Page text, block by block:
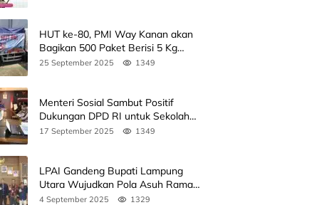
HUT ke-80, PMI Way Kanan akan
Bagikan 500 Paket Berisi 5 Kg
Beras
25 September 2025 1349
Menteri Sosial Sambut Positif
Dukungan DPD RI untuk Sekolah
Rakyat
17 September 2025 1349
LPAI Gandeng Bupati Lampung
Utara Wujudkan Pola Asuh Ramah
Anak Lewat Seminar Kak Seto, Ini
4 September 2025 1329